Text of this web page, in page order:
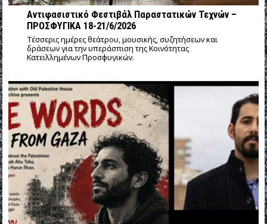
Αντιφασιστικό Φεστιβάλ Παραστατικών Τεχνών –
ΠΡΟΣΦΥΓΙΚΑ 18-21/6/2026
Τέσσερις ημέρες θεάτρου, μουσικής, συζητήσεων και
δράσεων για την υπεράσπιση της Κοινότητας
Κατειλλημένων Προσφυγικών.